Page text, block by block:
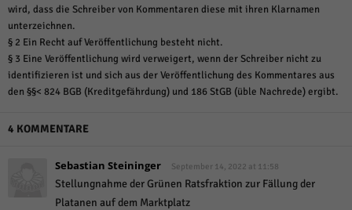
wird, dass die Schreiber von Kommentaren diese mit ihren Klarnamen
unterzeichnen.
§ 2 Ein Recht auf Veröffentlichung besteht nicht.
§ 3 Eine Veröffentlichung wird verweigert, wenn der Schreiber nicht zu
identifizieren ist und sich aus der Veröffentlichung des Kommentares aus
den §§< 824 BGB (Kreditgefährdung) und 186 StGB (üble Nachrede) ergibt.
4 KOMMENTARE
Sebastian Steininger September 14, 2022 at 11:58
Stellungnahme der Grünen Ratsfraktion zur Fällung der
Platanen auf dem Marktplatz